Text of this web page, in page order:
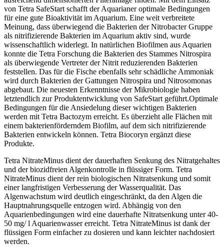
von Tetra SafeStart schafft der Aquarianer optimale Bedingungen
für eine gute Bioaktivität im Aquarium. Eine weit verbreitete
Meinung, dass überwiegend die Bakterien der Nitrobacter Gruppe
als nitrifizierende Bakterien im Aquarium aktiv sind, wurde
wissenschaftlich widerlegt. In natürlichen Biofilmen aus Aquarien
konnte die Tetra Forschung die Bakterien des Stammes Nitrospira
als überwiegende Vertreter der Nitrit reduzierenden Bakterien
feststellen. Das für die Fische ebenfalls sehr schädliche Ammoniak
wird durch Bakterien der Gattungen Nitrospira und Nitrosomonas
abgebaut. Die neuesten Erkenntnisse der Mikrobiologie haben
letztendlich zur Produktentwicklung von SafeStart geführt.Optimale
Bedingungen für die Ansiedelung dieser wichtigen Bakterien
werden mit Tetra Bactozym erreicht. Es überzieht alle Flächen mit
einem bakterienförderndem Biofilm, auf dem sich nitrifizierende
Bakterien entwickeln können. Tetra Biocoryn ergänzt diese
Produkte.
Tetra NitrateMinus dient der dauerhaften Senkung des Nitratgehaltes
und der biozidfreien Algenkontrolle in flüssiger Form. Tetra
NitrateMinus dient der rein biologischen Nitratsenkung und somit
einer langfristigen Verbesserung der Wasserqualität. Das
Algenwachstum wird deutlich eingeschränkt, da den Algen die
Hauptnahrungsquelle entzogen wird. Abhängig von den
Aquarienbedingungen wird eine dauerhafte Nitratsenkung unter 40-
50 mg/ l Aquarienwasser erreicht. Tetra NitrateMinus ist dank der
flüssigen Form einfacher zu dosieren und kann leichter nachdosiert
werden.